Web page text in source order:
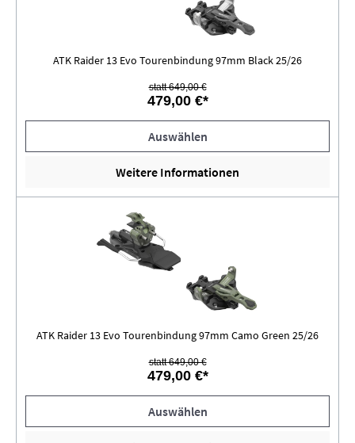
ATK Raider 13 Evo Tourenbindung 97mm Black 25/26
statt 649,00 €
479,00 €*
Auswählen
Weitere Informationen
ATK Raider 13 Evo Tourenbindung 97mm Camo Green 25/26
statt 649,00 €
479,00 €*
Auswählen